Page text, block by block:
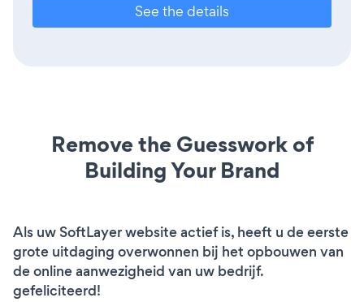
See the details
Remove the Guesswork of
Building Your Brand
Als uw SoftLayer website actief is, heeft u de eerste
grote uitdaging overwonnen bij het opbouwen van
de online aanwezigheid van uw bedrijf.
gefeliciteerd!